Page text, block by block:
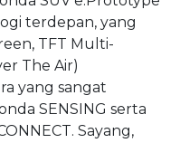
terdepan, yang
TFT Multi-
The Air)
yang sangat
SENSING serta
Sayang,